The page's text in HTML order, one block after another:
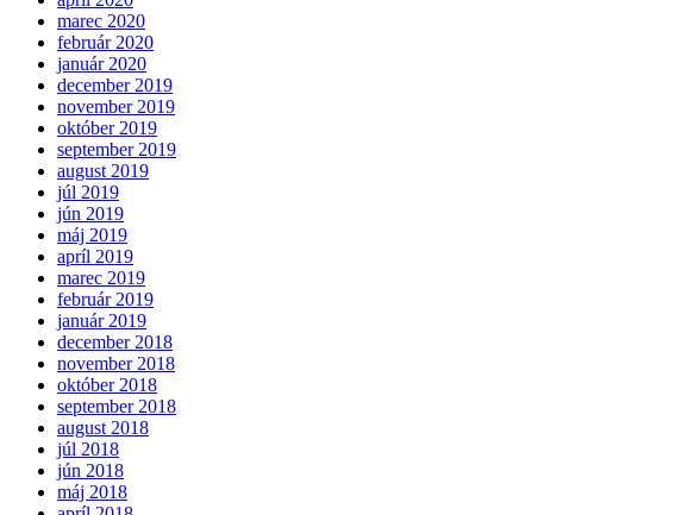
marec 2020
február 2020
január 2020
december 2019
november 2019
október 2019
september 2019
august 2019
júl 2019
jún 2019
máj 2019
apríl 2019
marec 2019
február 2019
január 2019
december 2018
november 2018
október 2018
september 2018
august 2018
júl 2018
jún 2018
máj 2018